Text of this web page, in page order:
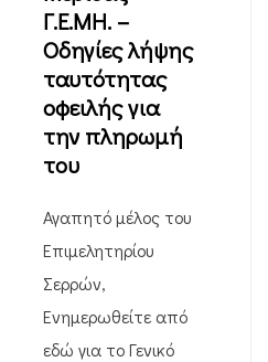
Γ.Ε.ΜΗ. –
Οδηγίες λήψης
ταυτότητας
οφειλής για
την πληρωμή
του
Αγαπητό μέλος του
Επιμελητηρίου
Σερρών,
Ενημερωθείτε από
εδώ για το Γενικό